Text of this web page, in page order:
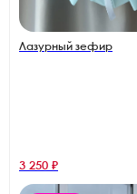
Лазурный зефир
3 250 ₽